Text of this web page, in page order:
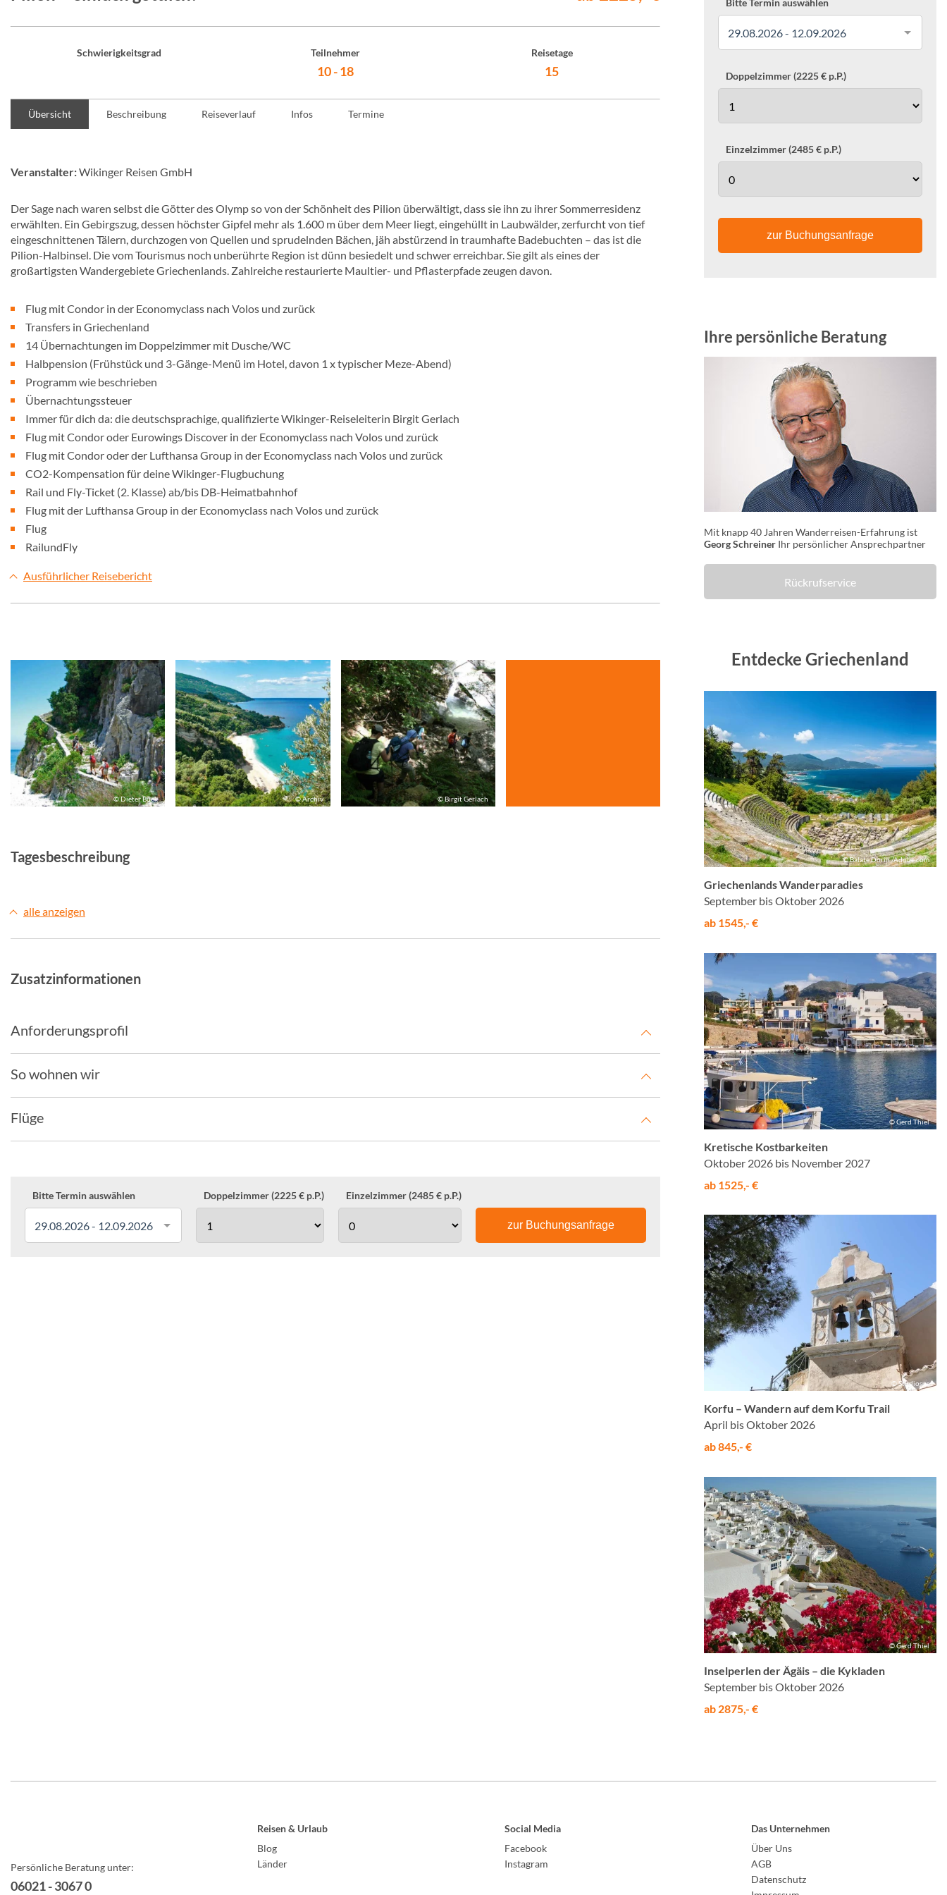
Schwierigkeitsgrad Teilnehmer
10 - 18
Reisetage
15
Übersicht Beschreibung Reiseverlauf Infos Termine
Veranstalter:Wikinger Reisen GmbH
Der Sage nach waren selbst die Götter des Olymp so von der Schönheit des Pilion überwältigt, dass sie ihn zu ihrer Sommerresidenz
erwählten. Ein Gebirgszug, dessen höchster Gipfel mehr als 1.600 m über dem Meer liegt, eingehüllt in Laubwälder, zerfurcht von tief
eingeschnittenen Tälern, durchzogen von Quellen und sprudelnden Bächen, jäh abstürzend in traumhafte Badebuchten – das ist die
Pilion-Halbinsel. Die vom Tourismus noch unberührte Region ist dünn besiedelt und schwer erreichbar. Sie gilt als eines der
großartigsten Wandergebiete Griechenlands. Zahlreiche restaurierte Maultier- und Pflasterpfade zeugen davon.
Flug mit Condor in der Economyclass nach Volos und zurück
Transfers in Griechenland
14 Übernachtungen im Doppelzimmer mit Dusche/WC
Halbpension (Frühstück und 3-Gänge-Menü im Hotel, davon 1 x typischer Meze-Abend)
Programm wie beschrieben
Übernachtungssteuer
Immer für dich da: die deutschsprachige, qualifizierte Wikinger-Reiseleiterin Birgit Gerlach
Flug mit Condor oder Eurowings Discover in der Economyclass nach Volos und zurück
Flug mit Condor oder der Lufthansa Group in der Economyclass nach Volos und zurück
CO2-Kompensation für deine Wikinger-Flugbuchung
Rail und Fly-Ticket (2. Klasse) ab/bis DB-Heimatbahnhof
Flug mit der Lufthansa Group in der Economyclass nach Volos und zurück
Flug
RailundFly
Ausführlicher Reisebericht
© Dieter Buck © Archiv © Birgit Gerlach
Tagesbeschreibung
alle anzeigen
Zusatzinformationen
Anforderungsprofil
So wohnen wir
Flüge
Bitte Termin auswählen
29.08.2026 - 12.09.2026
Doppelzimmer (2225 € p.P.) Einzelzimmer (2485 € p.P.)
zur Buchungsanfrage
Bitte Termin auswählen
29.08.2026 - 12.09.2026
Doppelzimmer (2225 € p.P.)
Einzelzimmer (2485 € p.P.)
zur Buchungsanfrage
Ihre persönliche Beratung
Mit knapp 40 Jahren Wanderreisen-Erfahrung ist
Georg Schreiner Ihr persönlicher Ansprechpartner
Rückrufservice
Entdecke Griechenland
© Balate Dorin /Adobe.com
Griechenlands Wanderparadies
September bis Oktober 2026
ab 1545,- €
© Gerd Thiel
Kretische Kostbarkeiten
Oktober 2026 bis November 2027
ab 1525,- €
© Studiosus
Korfu – Wandern auf dem Korfu Trail
April bis Oktober 2026
ab 845,- €
© Gerd Thiel
Inselperlen der Ägäis – die Kykladen
September bis Oktober 2026
ab 2875,- €
Persönliche Beratung unter:
06021 - 3067 0
Reisen & Urlaub
Blog
Länder
Social Media
Facebook
Instagram
Das Unternehmen
Über Uns
AGB
Datenschutz